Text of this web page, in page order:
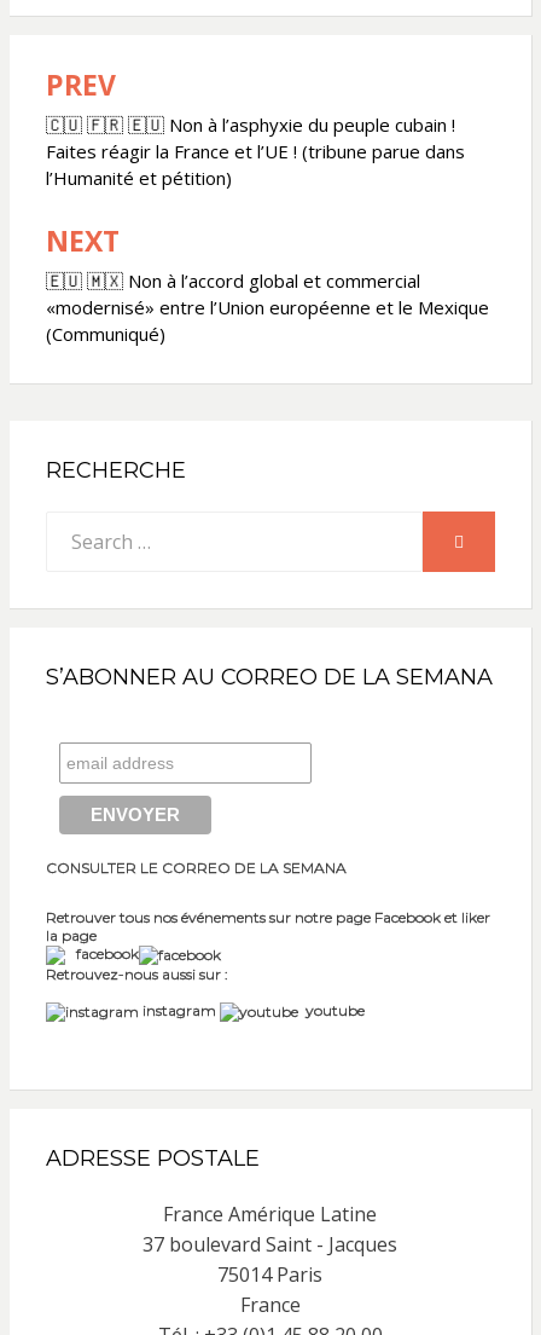
Navigation
de
l’article
PREV
🇨🇺 🇫🇷 🇪🇺 Non à l’asphyxie du peuple cubain !
Faites réagir la France et l’UE ! (tribune parue dans
l’Humanité et pétition)
NEXT
🇪🇺 🇲🇽 Non à l’accord global et commercial
«modernisé» entre l’Union européenne et le Mexique
(Communiqué)
RECHERCHE
for:
SEARCH
S’ABONNER AU CORREO DE LA SEMANA
CONSULTER LE CORREO DE LA SEMANA
Retrouver tous nos événements sur notre page Facebook et liker
la page
facebook
Retrouvez-nous aussi sur :
instagram
youtube
ADRESSE POSTALE
France Amérique Latine
37 boulevard Saint - Jacques
75014 Paris
France